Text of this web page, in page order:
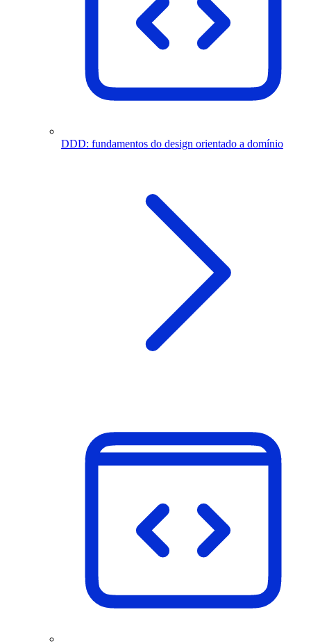
DDD: fundamentos do design orientado a domínio